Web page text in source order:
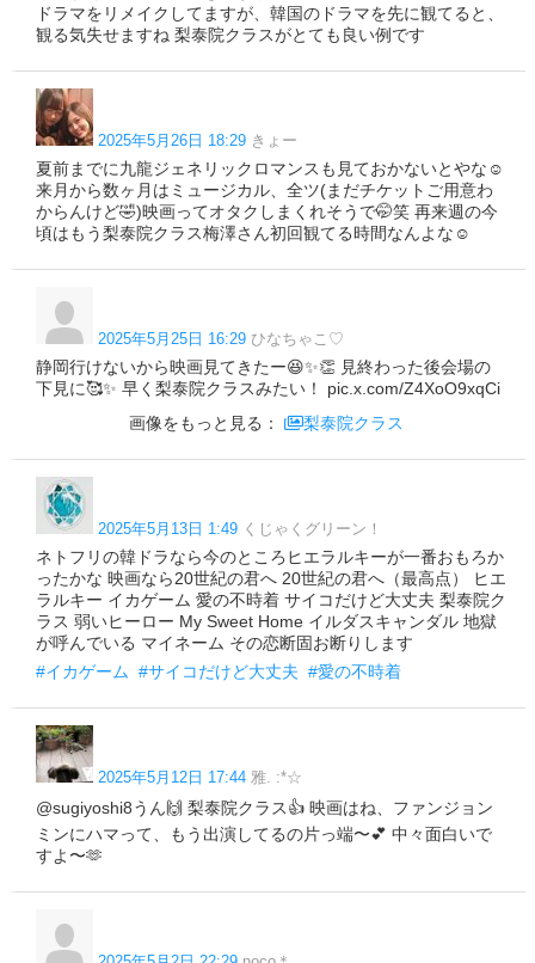
ドラマをリメイクしてますが、韓国のドラマを先に観てると、
観る気失せますね 梨泰院クラスがとても良い例です
2025年5月26日 18:29 きょー
夏前までに九龍ジェネリックロマンスも見ておかないとやな☺️
来月から数ヶ月はミュージカル、全ツ(まだチケットご用意わ
からんけど🤣)映画ってオタクしまくれそうで🤭笑 再来週の今
頃はもう梨泰院クラス梅澤さん初回観てる時間なんよな☺️
2025年5月25日 16:29 ひなちゃこ♡
静岡行けないから映画見てきたー😆✨👏 見終わった後会場の
下見に🥰✨ 早く梨泰院クラスみたい！ pic.x.com/Z4XoO9xqCi
画像をもっと見る：
梨泰院クラス
2025年5月13日 1:49 くじゃくグリーン！
ネトフリの韓ドラなら今のところヒエラルキーが一番おもろか
ったかな 映画なら20世紀の君へ 20世紀の君へ（最高点） ヒエ
ラルキー イカゲーム 愛の不時着 サイコだけど大丈夫 梨泰院ク
ラス 弱いヒーロー My Sweet Home イルダスキャンダル 地獄
が呼んでいる マイネーム その恋断固お断りします
#イカゲーム #サイコだけど大丈夫 #愛の不時着
2025年5月12日 17:44 雅. :*☆
@sugiyoshi8うん🙌 梨泰院クラス👍 映画はね、ファンジョン
ミンにハマって、もう出演してるの片っ端〜💕 中々面白いで
すよ〜🫶